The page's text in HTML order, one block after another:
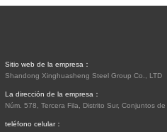
Sitio web de la empresa：
Shandong Xinghuasheng Steel Group Co., LTD
La dirección de la empresa：
Núm. 578, Tercera Fila, Distrito Sur, Conjuntos
teléfono celular：